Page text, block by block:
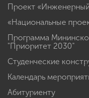
Проект
«Национальные
Программа
"Приоритет 2030"
Студенческие
Календарь
Абитуриенту